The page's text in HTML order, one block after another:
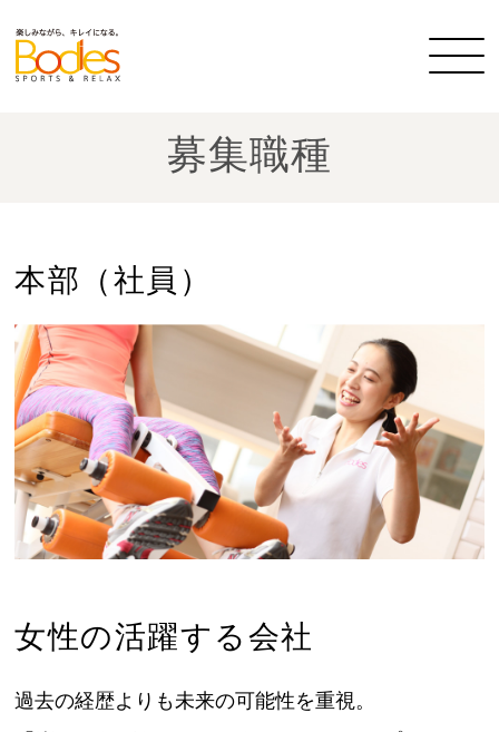
募集職種
本部（社員）
女性の活躍する会社
過去の経歴よりも未来の可能性を重視。